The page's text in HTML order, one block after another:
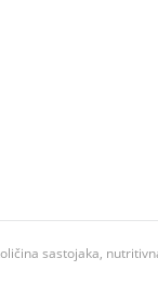
sastojaka,